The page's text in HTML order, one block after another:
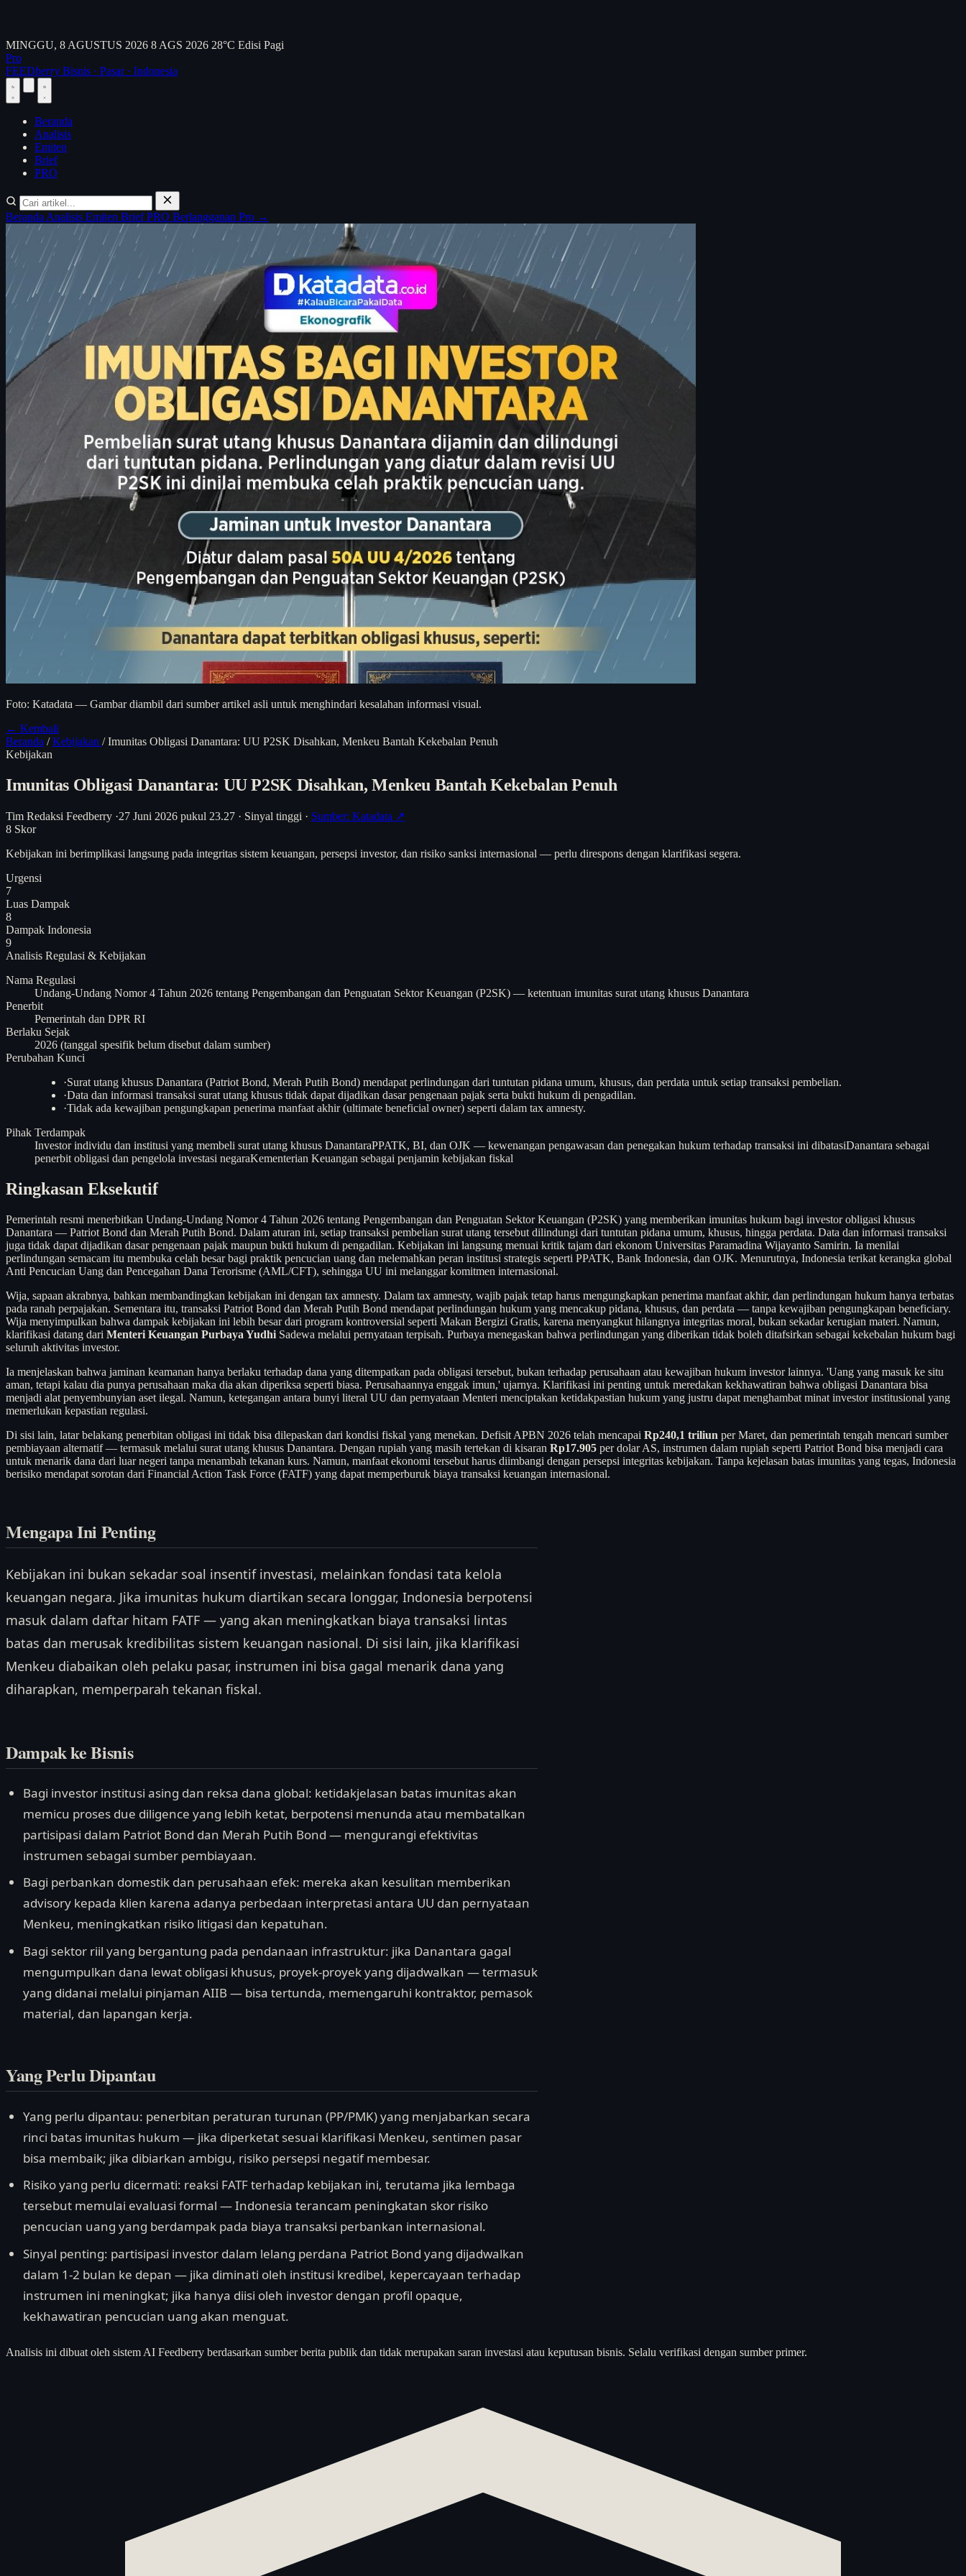
MINGGU, 8 AGUSTUS 2026 8 AGS 2026 28°C Edisi Pagi
Pro
FEEDberry Bisnis · Pasar · Indonesia
Beranda
Analisis
Emiten
Brief
PRO
Beranda Analisis Emiten BriefPRO Berlangganan Pro →
Foto: Katadata — Gambar diambil dari sumber artikel asli untuk menghindari kesalahan informasi visual.
← Kembali
Beranda / Kebijakan / Imunitas Obligasi Danantara: UU P2SK Disahkan, Menkeu Bantah Kekebalan Penuh
Kebijakan
Imunitas Obligasi Danantara: UU P2SK Disahkan, Menkeu Bantah Kekebalan Penuh
Tim Redaksi Feedberry ·27 Juni 2026 pukul 23.27 · Sinyal tinggi · Sumber: Katadata ↗
8 Skor
Kebijakan ini berimplikasi langsung pada integritas sistem keuangan, persepsi investor, dan risiko sanksi internasional — perlu direspons dengan klarifikasi segera.
Urgensi
7
Luas Dampak
8
Dampak Indonesia
9
Analisis Regulasi & Kebijakan
Nama Regulasi
Undang-Undang Nomor 4 Tahun 2026 tentang Pengembangan dan Penguatan Sektor Keuangan (P2SK) — ketentuan imunitas surat utang khusus Danantara
Penerbit
Pemerintah dan DPR RI
Berlaku Sejak
2026 (tanggal spesifik belum disebut dalam sumber)
Perubahan Kunci
·Surat utang khusus Danantara (Patriot Bond, Merah Putih Bond) mendapat perlindungan dari tuntutan pidana umum, khusus, dan perdata untuk setiap transaksi pembelian.
·Data dan informasi transaksi surat utang khusus tidak dapat dijadikan dasar pengenaan pajak serta bukti hukum di pengadilan.
·Tidak ada kewajiban pengungkapan penerima manfaat akhir (ultimate beneficial owner) seperti dalam tax amnesty.
Pihak Terdampak
Investor individu dan institusi yang membeli surat utang khusus DanantaraPPATK, BI, dan OJK — kewenangan pengawasan dan penegakan hukum terhadap transaksi ini dibatasiDanantara sebagai
penerbit obligasi dan pengelola investasi negaraKementerian Keuangan sebagai penjamin kebijakan fiskal
Ringkasan Eksekutif
Pemerintah resmi menerbitkan Undang-Undang Nomor 4 Tahun 2026 tentang Pengembangan dan Penguatan Sektor Keuangan (P2SK) yang memberikan imunitas hukum bagi investor obligasi khusus
Danantara — Patriot Bond dan Merah Putih Bond. Dalam aturan ini, setiap transaksi pembelian surat utang tersebut dilindungi dari tuntutan pidana umum, khusus, hingga perdata. Data dan informasi transaksi
juga tidak dapat dijadikan dasar pengenaan pajak maupun bukti hukum di pengadilan. Kebijakan ini langsung menuai kritik tajam dari ekonom Universitas Paramadina Wijayanto Samirin. Ia menilai
perlindungan semacam itu membuka celah besar bagi praktik pencucian uang dan melemahkan peran institusi strategis seperti PPATK, Bank Indonesia, dan OJK. Menurutnya, Indonesia terikat kerangka global
Anti Pencucian Uang dan Pencegahan Dana Terorisme (AML/CFT), sehingga UU ini melanggar komitmen internasional.
Wija, sapaan akrabnya, bahkan membandingkan kebijakan ini dengan tax amnesty. Dalam tax amnesty, wajib pajak tetap harus mengungkapkan penerima manfaat akhir, dan perlindungan hukum hanya terbatas
pada ranah perpajakan. Sementara itu, transaksi Patriot Bond dan Merah Putih Bond mendapat perlindungan hukum yang mencakup pidana, khusus, dan perdata — tanpa kewajiban pengungkapan beneficiary.
Wija menyimpulkan bahwa dampak kebijakan ini lebih besar dari program kontroversial seperti Makan Bergizi Gratis, karena menyangkut hilangnya integritas moral, bukan sekadar kerugian materi. Namun,
klarifikasi datang dari Menteri Keuangan Purbaya Yudhi Sadewa melalui pernyataan terpisah. Purbaya menegaskan bahwa perlindungan yang diberikan tidak boleh ditafsirkan sebagai kekebalan hukum bagi
seluruh aktivitas investor.
Ia menjelaskan bahwa jaminan keamanan hanya berlaku terhadap dana yang ditempatkan pada obligasi tersebut, bukan terhadap perusahaan atau kewajiban hukum investor lainnya. 'Uang yang masuk ke situ
aman, tetapi kalau dia punya perusahaan maka dia akan diperiksa seperti biasa. Perusahaannya enggak imun,' ujarnya. Klarifikasi ini penting untuk meredakan kekhawatiran bahwa obligasi Danantara bisa
menjadi alat penyembunyian aset ilegal. Namun, ketegangan antara bunyi literal UU dan pernyataan Menteri menciptakan ketidakpastian hukum yang justru dapat menghambat minat investor institusional yang
memerlukan kepastian regulasi.
Di sisi lain, latar belakang penerbitan obligasi ini tidak bisa dilepaskan dari kondisi fiskal yang menekan. Defisit APBN 2026 telah mencapai Rp240,1 triliun per Maret, dan pemerintah tengah mencari sumber
pembiayaan alternatif — termasuk melalui surat utang khusus Danantara. Dengan rupiah yang masih tertekan di kisaran Rp17.905 per dolar AS, instrumen dalam rupiah seperti Patriot Bond bisa menjadi cara
untuk menarik dana dari luar negeri tanpa menambah tekanan kurs. Namun, manfaat ekonomi tersebut harus diimbangi dengan persepsi integritas kebijakan. Tanpa kejelasan batas imunitas yang tegas, Indonesia
berisiko mendapat sorotan dari Financial Action Task Force (FATF) yang dapat memperburuk biaya transaksi keuangan internasional.
Mengapa Ini Penting
Kebijakan ini bukan sekadar soal insentif investasi, melainkan fondasi tata kelola
keuangan negara. Jika imunitas hukum diartikan secara longgar, Indonesia berpotensi
masuk dalam daftar hitam FATF — yang akan meningkatkan biaya transaksi lintas
batas dan merusak kredibilitas sistem keuangan nasional. Di sisi lain, jika klarifikasi
Menkeu diabaikan oleh pelaku pasar, instrumen ini bisa gagal menarik dana yang
diharapkan, memperparah tekanan fiskal.
Dampak ke Bisnis
Bagi investor institusi asing dan reksa dana global: ketidakjelasan batas imunitas akan
memicu proses due diligence yang lebih ketat, berpotensi menunda atau membatalkan
partisipasi dalam Patriot Bond dan Merah Putih Bond — mengurangi efektivitas
instrumen sebagai sumber pembiayaan.
Bagi perbankan domestik dan perusahaan efek: mereka akan kesulitan memberikan
advisory kepada klien karena adanya perbedaan interpretasi antara UU dan pernyataan
Menkeu, meningkatkan risiko litigasi dan kepatuhan.
Bagi sektor riil yang bergantung pada pendanaan infrastruktur: jika Danantara gagal
mengumpulkan dana lewat obligasi khusus, proyek-proyek yang dijadwalkan — termasuk
yang didanai melalui pinjaman AIIB — bisa tertunda, memengaruhi kontraktor, pemasok
material, dan lapangan kerja.
Yang Perlu Dipantau
Yang perlu dipantau: penerbitan peraturan turunan (PP/PMK) yang menjabarkan secara
rinci batas imunitas hukum — jika diperketat sesuai klarifikasi Menkeu, sentimen pasar
bisa membaik; jika dibiarkan ambigu, risiko persepsi negatif membesar.
Risiko yang perlu dicermati: reaksi FATF terhadap kebijakan ini, terutama jika lembaga
tersebut memulai evaluasi formal — Indonesia terancam peningkatan skor risiko
pencucian uang yang berdampak pada biaya transaksi perbankan internasional.
Sinyal penting: partisipasi investor dalam lelang perdana Patriot Bond yang dijadwalkan
dalam 1-2 bulan ke depan — jika diminati oleh institusi kredibel, kepercayaan terhadap
instrumen ini meningkat; jika hanya diisi oleh investor dengan profil opaque,
kekhawatiran pencucian uang akan menguat.
Analisis ini dibuat oleh sistem AI Feedberry berdasarkan sumber berita publik dan tidak merupakan saran investasi atau keputusan bisnis. Selalu verifikasi dengan sumber primer.